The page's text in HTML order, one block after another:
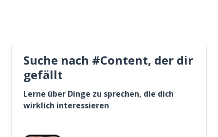
Suche nach #Content, der dir
gefällt
Lerne über Dinge zu sprechen, die dich
wirklich interessieren